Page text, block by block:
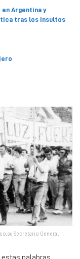
Argentina y
tras los insultos
su Secretario General.